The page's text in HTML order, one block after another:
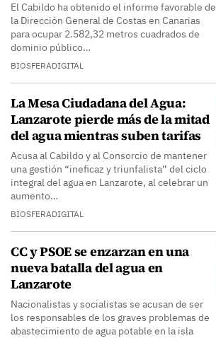
El Cabildo ha obtenido el informe favorable de
la Dirección General de Costas en Canarias
para ocupar 2.582,32 metros cuadrados de
dominio público…
BIOSFERADIGITAL
La Mesa Ciudadana del Agua:
Lanzarote pierde más de la mitad
del agua mientras suben tarifas
Acusa al Cabildo y al Consorcio de mantener
una gestión “ineficaz y triunfalista” del ciclo
integral del agua en Lanzarote, al celebrar un
aumento…
BIOSFERADIGITAL
CC y PSOE se enzarzan en una
nueva batalla del agua en
Lanzarote
Nacionalistas y socialistas se acusan de ser
los responsables de los graves problemas de
abastecimiento de agua potable en la isla